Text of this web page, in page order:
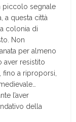
piccolo segnale
a questa città
colonia di
Non
per almeno
aver resistito
fino a riproporsi,
l’aver
della